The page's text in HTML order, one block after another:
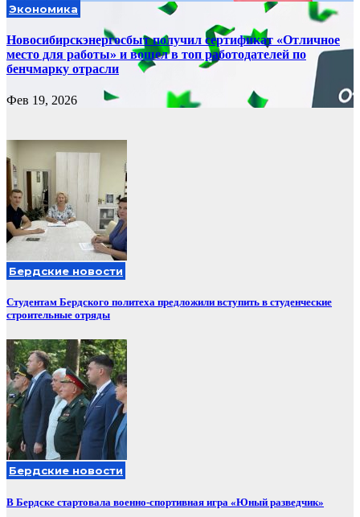
Экономика
Новосибирскэнергосбыт получил сертификат «Отличное
место для работы» и вошел в топ работодателей по
бенчмарку отрасли
Фев 19, 2026
Бердские новости
Студентам Бердского политеха предложили вступить в студенческие
строительные отряды
Бердские новости
В Бердске стартовала военно-спортивная игра «Юный разведчик»